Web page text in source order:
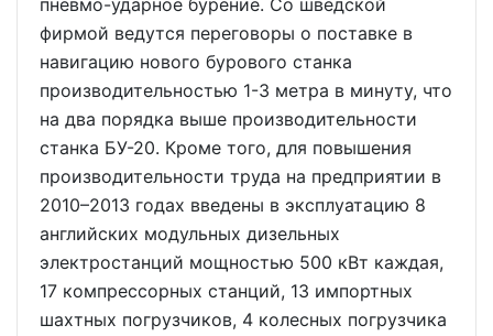
пневмо-ударное бурение. Со шведской
фирмой ведутся переговоры о поставке в
навигацию нового бурового станка
производительностью 1-3 метра в минуту, что
на два порядка выше производительности
станка БУ-20. Кроме того, для повышения
производительности труда на предприятии в
2010–2013 годах введены в эксплуатацию 8
английских модульных дизельных
электростанций мощностью 500 кВт каждая,
17 компрессорных станций, 13 импортных
шахтных погрузчиков, 4 колесных погрузчика